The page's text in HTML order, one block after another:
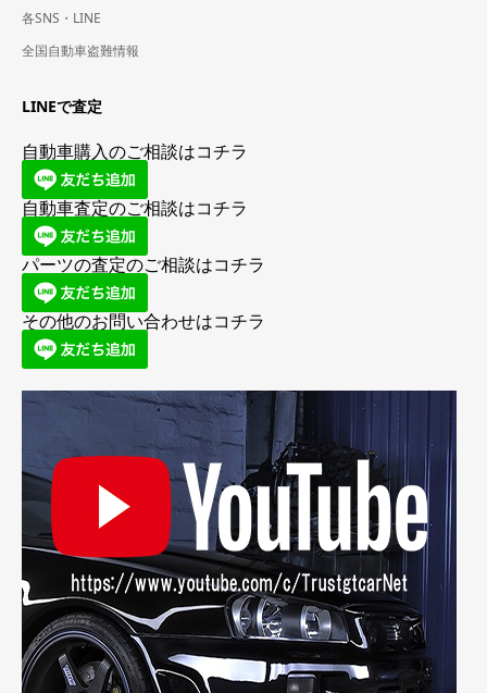
各SNS・LINE
全国自動車盗難情報
LINEで査定
自動車購入のご相談はコチラ
自動車査定のご相談はコチラ
パーツの査定のご相談はコチラ
その他のお問い合わせはコチラ